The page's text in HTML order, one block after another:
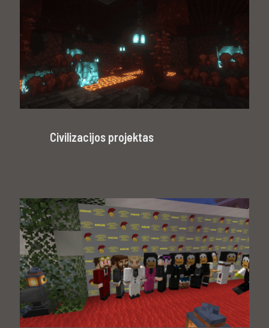
Civilizacijos projektas